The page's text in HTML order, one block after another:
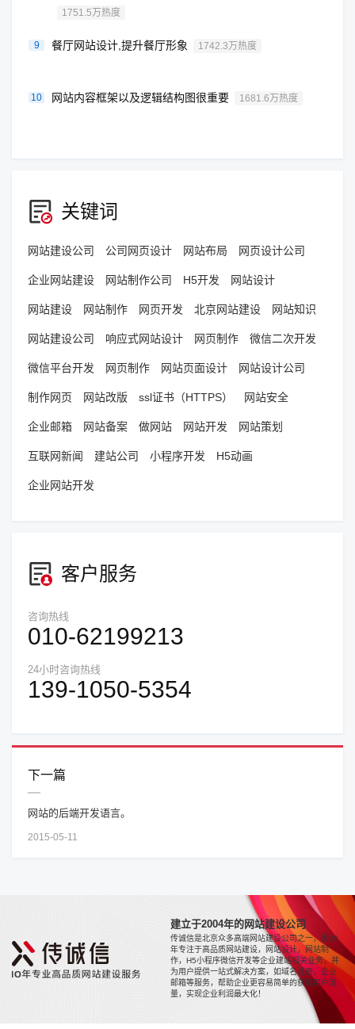
1751.5万热度
9 餐厅网站设计,提升餐厅形象 1742.3万热度
10 网站内容框架以及逻辑结构图很重要 1681.6万热度
关键词
网站建设公司 公司网页设计 网站布局 网页设计公司
企业网站建设 网站制作公司 H5开发 网站设计
网站建设 网站制作 网页开发 北京网站建设 网站知识
网站建设公司 响应式网站设计 网页制作 微信二次开发
微信平台开发 网页制作 网站页面设计 网站设计公司
制作网页 网站改版 ssl证书（HTTPS） 网站安全
企业邮箱 网站备案 做网站 网站开发 网站策划
互联网新闻 建站公司 小程序开发 H5动画
企业网站开发
客户服务
咨询热线
010-62199213
24小时咨询热线
139-1050-5354
下一篇
网站的后端开发语言。
2015-05-11
建立于2004年的网站建设公司
传诚信是北京众多高端网站建设公司之一，近20
年专注于高品质网站建设，网站设计，网站制
作，H5小程序微信开发等企业建站相关业务，并
为用户提供一站式解决方案，如域名注册，企业
邮箱等服务，帮助企业更容易简单的获取用户流
量，实现企业利润最大化！